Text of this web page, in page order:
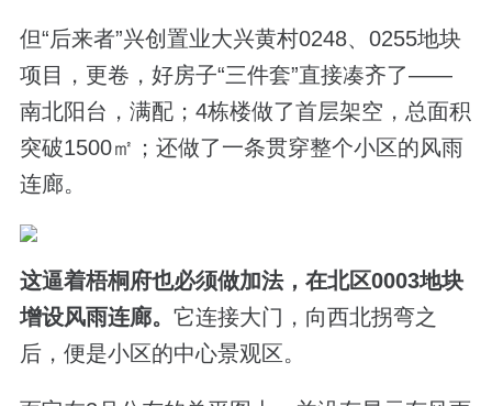
但“后来者”兴创置业大兴黄村0248、0255地块
项目，更卷，好房子“三件套”直接凑齐了——
南北阳台，满配；4栋楼做了首层架空，总面积
突破1500㎡；还做了一条贯穿整个小区的风雨
连廊。
这逼着梧桐府也必须做加法，在北区0003地块
增设风雨连廊。 它连接大门，向西北拐弯之
后，便是小区的中心景观区。